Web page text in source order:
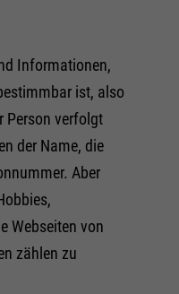
Informationen,
ist, also
Person verfolgt
der Name, die
Aber
Webseiten von
zählen zu